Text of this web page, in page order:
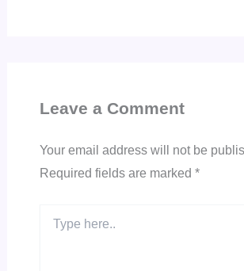
Leave a Comment
Your email address will not be
Required fields are marked *
here..